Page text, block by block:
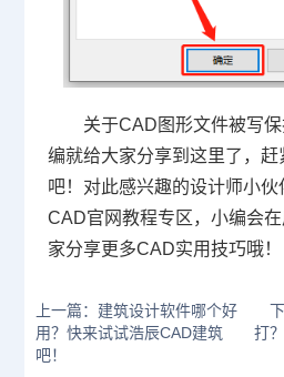
关于CAD图形文件被写
编就给大家分享到这里了，赶
吧！对此感兴趣的设计师小
CAD官网教程专区，小编会
家分享更多CAD实用技巧哦！
上一篇：建筑设计软件哪个好
用？快来试试浩辰CAD建筑
吧！
打